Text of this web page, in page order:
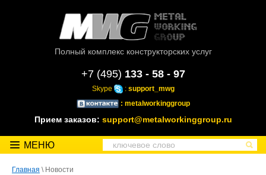
Полный комплекс конструкторских услуг
+7 (495) 133 - 58 - 97
Skype : support_mwg
: metalworkinggroup
Прием заказов: support@metalworkinggroup.ru
МЕНЮ
Главная \ Новости